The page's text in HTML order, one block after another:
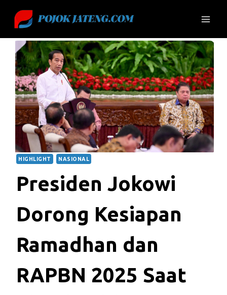
content
HIGHLIGHT NASIONAL
Presiden Jokowi
Dorong Kesiapan
Ramadhan dan
RAPBN 2025 Saat